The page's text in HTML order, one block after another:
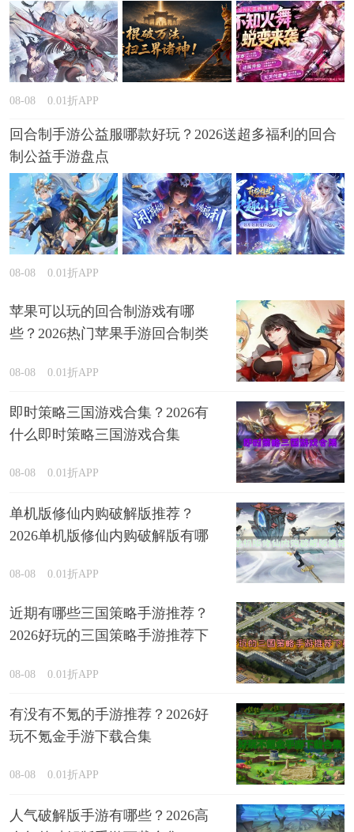
08-08 0.01折APP
回合制手游公益服哪款好玩？2026送超多福利的回合
制公益手游盘点
08-08 0.01折APP
苹果可以玩的回合制游戏有哪
些？2026热门苹果手游回合制类
08-08 0.01折APP
即时策略三国游戏合集？2026有
什么即时策略三国游戏合集
08-08 0.01折APP
单机版修仙内购破解版推荐？
2026单机版修仙内购破解版有哪
08-08 0.01折APP
近期有哪些三国策略手游推荐？
2026好玩的三国策略手游推荐下
08-08 0.01折APP
有没有不氪的手游推荐？2026好
玩不氪金手游下载合集
08-08 0.01折APP
人气破解版手游有哪些？2026高